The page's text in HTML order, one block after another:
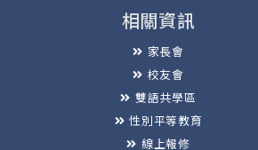
相關資訊
家長會
校友會
雙語共學區
性別平等教育
線上報修